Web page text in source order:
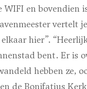
WIFI en bovendien
vertelt
hier”.
bent. Er is
hebben ze,
de Bonifatius